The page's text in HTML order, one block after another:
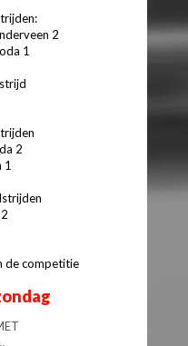
2
1
2
1
de competitie